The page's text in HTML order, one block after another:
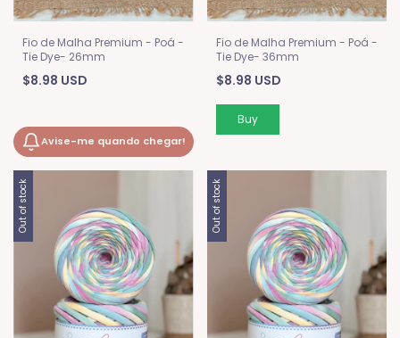
Fio de Malha Premium - Poá -
Tie Dye- 26mm
$8.98 USD
Avise-me quando chegar!
Fio de Malha Premium - Poá -
Tie Dye- 36mm
$8.98 USD
Out of stock Out of stock